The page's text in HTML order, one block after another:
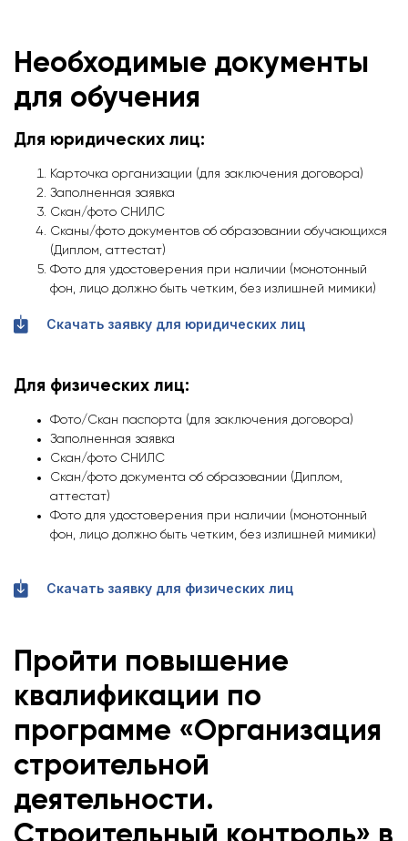
Необходимые документы
для обучения
Для юридических лиц:
Карточка организации (для заключения договора)
Заполненная заявка
Скан/фото СНИЛС
Сканы/фото документов об образовании обучающихся
(Диплом, аттестат)
Фото для удостоверения при наличии (монотонный
фон, лицо должно быть четким, без излишней мимики)
Скачать заявку для юридических лиц
Для физических лиц:
Фото/Скан паспорта (для заключения договора)
Заполненная заявка
Скан/фото СНИЛС
Скан/фото документа об образовании (Диплом,
аттестат)
Фото для удостоверения при наличии (монотонный
фон, лицо должно быть четким, без излишней мимики)
Скачать заявку для физических лиц
Пройти повышение
квалификации по
программе «Организация
строительной
деятельности.